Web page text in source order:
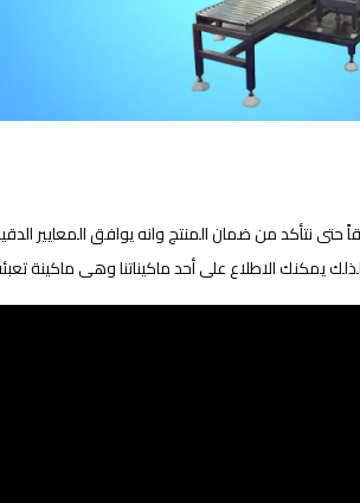
نتأكد من ضمان المنتج وانه يوافق المعايير
الاطلاع على أحد ماكيناتنا وهى ماكينة